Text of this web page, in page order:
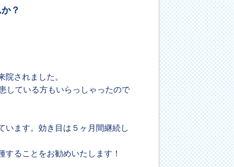
？
されました。
している方もいらっしゃったので
います。効き目は５ヶ月間継続し
することをお勧めいたします！